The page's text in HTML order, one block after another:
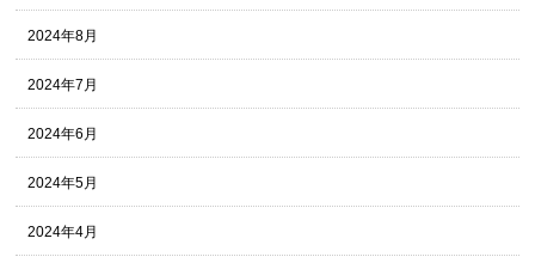
2024年8月
2024年7月
2024年6月
2024年5月
2024年4月